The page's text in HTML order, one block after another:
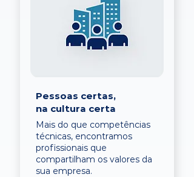
Pessoas certas,
na cultura certa
Mais do que competências
técnicas, encontramos
profissionais que
compartilham os valores da
sua empresa.